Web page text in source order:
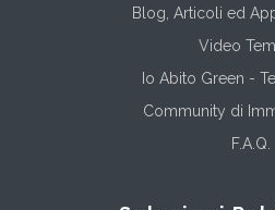
Blog, Articoli ed
Video
Io Abito Green -
Community di
F.A.Q.